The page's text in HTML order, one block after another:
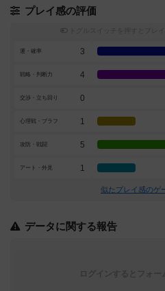
プレイ感の評価
運・確率 3
戦略・判断力 4
交渉・立ち回り 0
心理戦・ブラフ 1
攻防・戦闘 5
アート・外見 1
似たプレイ感のゲ
データに関する報告